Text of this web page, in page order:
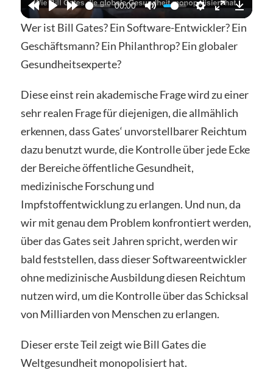
00:00
Wer ist Bill Gates? Ein Software-Entwickler? Ein
Geschäftsmann? Ein Philanthrop? Ein globaler
Gesundheitsexperte?
Diese einst rein akademische Frage wird zu einer
sehr realen Frage für diejenigen, die allmählich
erkennen, dass Gates‘ unvorstellbarer Reichtum
dazu benutzt wurde, die Kontrolle über jede Ecke
der Bereiche öffentliche Gesundheit,
medizinische Forschung und
Impfstoffentwicklung zu erlangen. Und nun, da
wir mit genau dem Problem konfrontiert werden,
über das Gates seit Jahren spricht, werden wir
bald feststellen, dass dieser Softwareentwickler
ohne medizinische Ausbildung diesen Reichtum
nutzen wird, um die Kontrolle über das Schicksal
von Milliarden von Menschen zu erlangen.
Dieser erste Teil zeigt wie Bill Gates die
Weltgesundheit monopolisiert hat.